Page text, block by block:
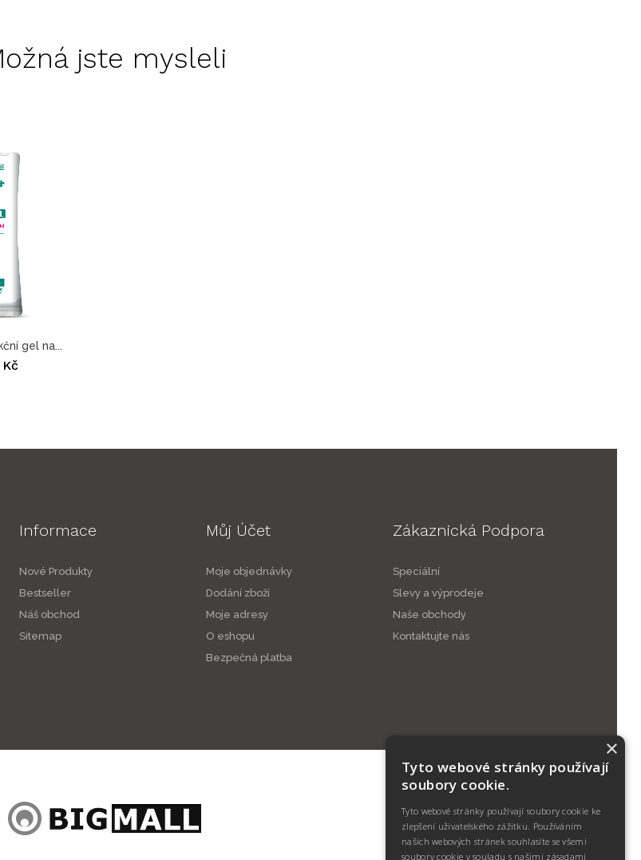
jste mysleli
gel na...
Informace
Nové Produkty
Bestseller
Náš obchod
Sitemap
Můj Účet
Moje objednávky
Dodání zboží
Moje adresy
O eshopu
Bezpečná platba
Zákaznická Podpora
Speciální
Slevy a výprodeje
Naše obchody
Kontaktujte nás
×
Tyto webové stránky používají
soubory cookie.
Tyto webové stránky používají soubory cookie ke
zlepšení uživatelského zážitku. Používáním
našich webových stránek souhlasíte se všemi
soubory cookie v souladu s našimi zásadami